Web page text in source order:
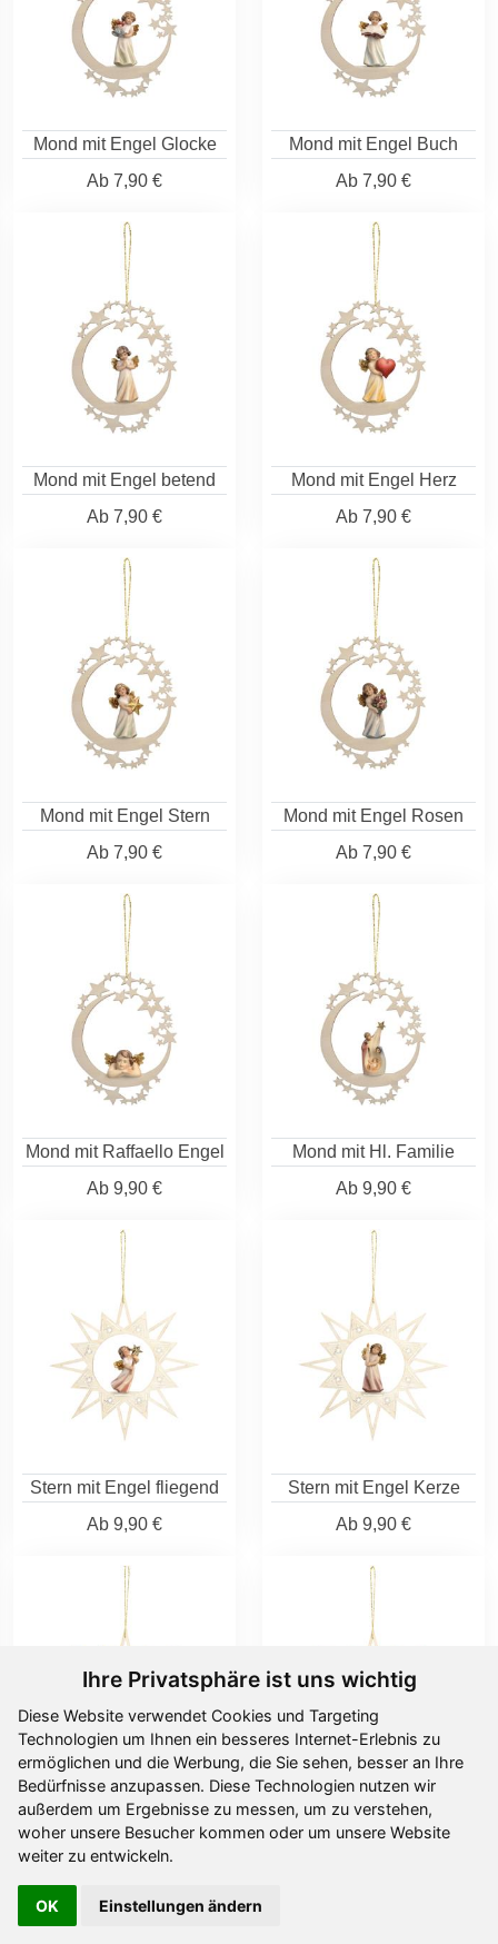
Ihre Privatsphäre ist uns wichtig
Diese Website verwendet Cookies und Targeting
Technologien um Ihnen ein besseres Internet-Erlebnis zu
ermöglichen und die Werbung, die Sie sehen, besser an Ihre
Bedürfnisse anzupassen. Diese Technologien nutzen wir
außerdem um Ergebnisse zu messen, um zu verstehen,
woher unsere Besucher kommen oder um unsere Website
weiter zu entwickeln.
OK Einstellungen ändern
Mond mit Engel Glocke
Ab 7,90 €
Mond mit Engel Buch
Ab 7,90 €
Mond mit Engel betend
Ab 7,90 €
Mond mit Engel Herz
Ab 7,90 €
Mond mit Engel Stern
Ab 7,90 €
Mond mit Engel Rosen
Ab 7,90 €
Mond mit Raffaello Engel
Ab 9,90 €
Mond mit Hl. Familie
Ab 9,90 €
Stern mit Engel fliegend
Ab 9,90 €
Stern mit Engel Kerze
Ab 9,90 €
Stern mit Engel Laterne
Ab9,90 €
Stern mit Engel